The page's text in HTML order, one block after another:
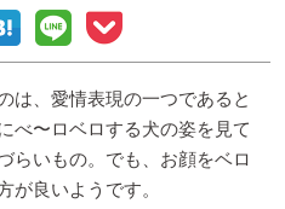
は、愛情表現の一つであると
べ〜ロベロする犬の姿を見て
らいもの。でも、お顔をベロ
が良いようです。